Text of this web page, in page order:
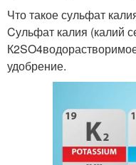
Что такое сульфат
Cульфат калия (калий
удобрение.